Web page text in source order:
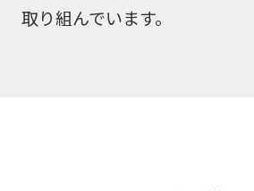
取り組んでいます。